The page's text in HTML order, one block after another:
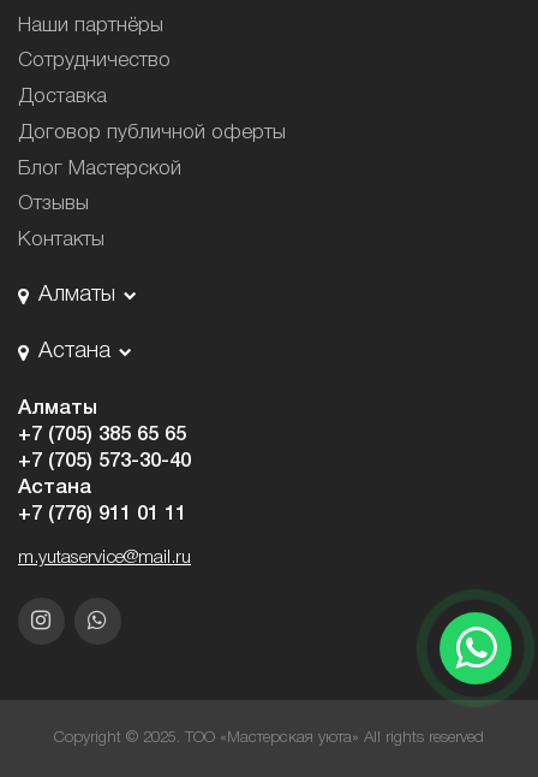
Наши партнёры
Сотрудничество
Доставка
Договор публичной оферты
Блог Мастерской
Отзывы
Контакты
Алматы
Астана
Алматы
+7 (705) 385 65 65
+7 (705) 573-30-40
Астана
+7 (776) 911 01 11
m.yutaservice@mail.ru
Copyright © 2025. ТОО «Мастерская уюта» All rights reserved